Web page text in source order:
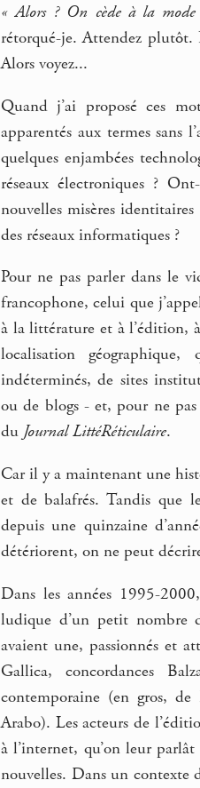
« Alors ? On cède à la mode
rétorqué-je. Attendez plutôt.
Alors voyez...
Quand j’ai proposé ces
apparentés aux termes sans
quelques enjambées
réseaux électroniques ?
nouvelles misères
des réseaux informatiques ?
Pour ne pas parler dans le
francophone, celui que
à la littérature et à l’édition,
localisation géographique,
indéterminés, de sites
ou de blogs - et, pour ne
du Journal LittéRéticulaire.
Car il y a maintenant une
et de balafrés. Tandis que
depuis une quinzaine
détériorent, on ne peut
Dans les années 1995-
ludique d’un petit nombre
avaient une, passionnés et
Gallica, concordances
contemporaine (en gros,
Arabo). Les acteurs de
à l’internet, qu’on leur
nouvelles. Dans un contexte